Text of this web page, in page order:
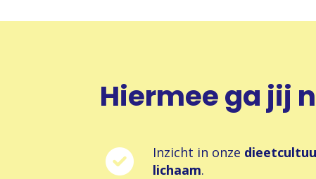
Hiermee ga jij
Inzicht in onze
lichaam.